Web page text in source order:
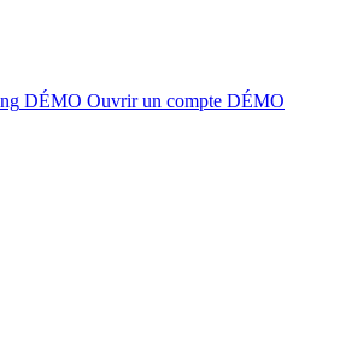
DÉMO Ouvrir un compte DÉMO